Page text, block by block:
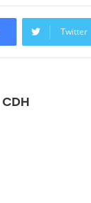
Twitter
CDH